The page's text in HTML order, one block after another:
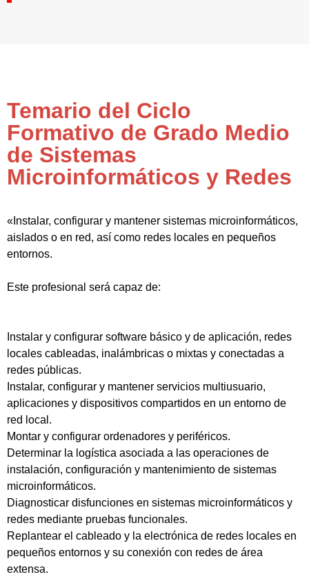
Temario del Ciclo
Formativo de Grado Medio
de Sistemas
Microinformáticos y Redes
«Instalar, configurar y mantener sistemas microinformáticos,
aislados o en red, así como redes locales en pequeños
entornos.
Este profesional será capaz de:
Instalar y configurar software básico y de aplicación, redes
locales cableadas, inalámbricas o mixtas y conectadas a
redes públicas.
Instalar, configurar y mantener servicios multiusuario,
aplicaciones y dispositivos compartidos en un entorno de
red local.
Montar y configurar ordenadores y periféricos.
Determinar la logística asociada a las operaciones de
instalación, configuración y mantenimiento de sistemas
microinformáticos.
Diagnosticar disfunciones en sistemas microinformáticos y
redes mediante pruebas funcionales.
Replantear el cableado y la electrónica de redes locales en
pequeños entornos y su conexión con redes de área
extensa.